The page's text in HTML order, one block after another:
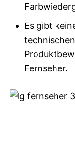
Es gibt
Fernseher.